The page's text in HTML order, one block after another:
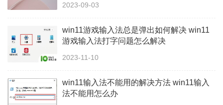
2023-09-03
win11游戏输入法总是弹出如何解决 win11
游戏输入法打字问题怎么解决
2023-11-10
win11输入法不能用的解决方法 win11输入
法不能用怎么办